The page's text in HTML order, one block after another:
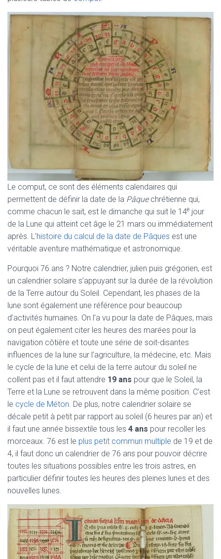
Le comput, ce sont des éléments calendaires qui
permettent de définir la date de la Pâquechrétienne qui,
comme chacun le sait, est le dimanche qui suit le 14e jour
de la Lune qui atteint cet âge le 21 mars ou immédiatement
après. L’histoire du calcul de la date de Pâques est une
véritable aventure mathématique et astronomique.
Pourquoi 76 ans ? Notre calendrier, julien puis grégorien, est
un calendrier solaire s’appuyant sur la durée de la révolution
de la Terre autour du Soleil. Cependant, les phases de la
lune sont également une référence pour beaucoup
d’activités humaines. On l’a vu pour la date de Pâques, mais
on peut également citer les heures des marées pour la
navigation côtière et toute une série de soit-disantes
influences de la lune sur l’agriculture, la médecine, etc. Mais
le cycle de la lune et celui de la terre autour du soleil ne
collent pas et il faut attendre 19 ans pour que le Soleil, la
Terre et la Lune se retrouvent dans la même position. C’est
le cycle de Méton. De plus, notre calendrier solaire se
décale petit à petit par rapport au soleil (6 heures par an) et
il faut une année bissextile tous les 4 ans pour recoller les
morceaux. 76 est le plus petit commun multiple de 19 et de
4, il faut donc un calendrier de 76 ans pour pouvoir décrire
toutes les situations possibles entre les trois astres, en
particulier définir toutes les heures des pleines lunes et des
nouvelles lunes.